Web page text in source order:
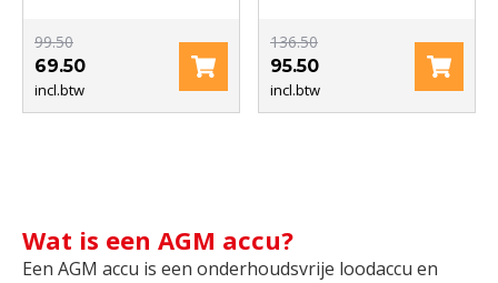
99.50
69.50
incl.btw
136.50
95.50
incl.btw
Wat is een AGM accu?
Een AGM accu is een onderhoudsvrije loodaccu en